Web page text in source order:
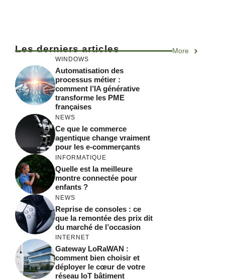
Les derniers articles More
WINDOWS
Automatisation des
processus métier :
comment l’IA générative
transforme les PME
françaises
NEWS
Ce que le commerce
agentique change vraiment
pour les e-commerçants
INFORMATIQUE
Quelle est la meilleure
montre connectée pour
enfants ?
NEWS
Reprise de consoles : ce
que la remontée des prix dit
du marché de l’occasion
INTERNET
Gateway LoRaWAN :
comment bien choisir et
déployer le cœur de votre
réseau IoT bâtiment